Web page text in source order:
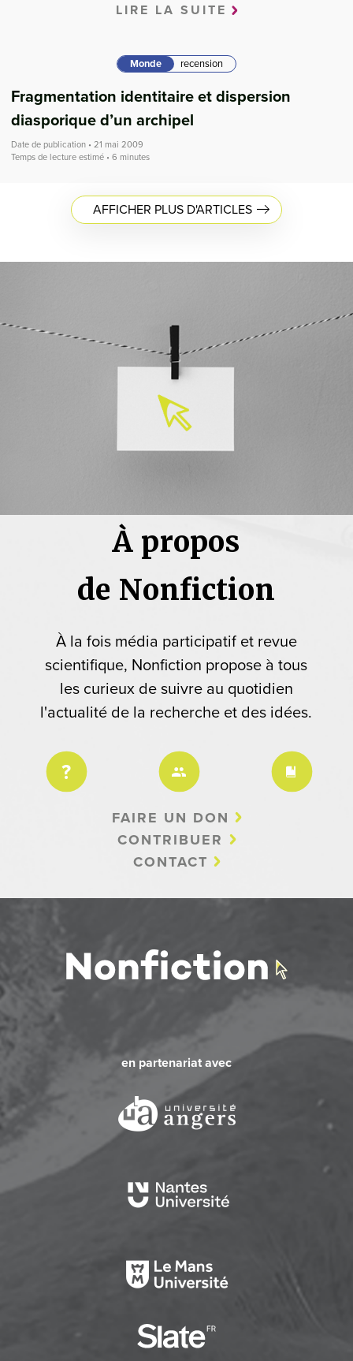
LIRE LA SUITE
Monde recension
Fragmentation identitaire et dispersion
diasporique d’un archipel
Date de publication • 21 mai 2009
Temps de lecture estimé • 6 minutes
AFFICHER PLUS D'ARTICLES
À propos
de Nonfiction
À la fois média participatif et revue
scientifique, Nonfiction propose à tous
les curieux de suivre au quotidien
l'actualité de la recherche et des idées.
FAIRE UN DON
CONTRIBUER
CONTACT
en partenariat avec